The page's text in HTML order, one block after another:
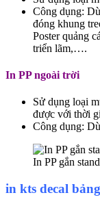
Công dụng:
đóng khung
Poster quảng
triển lãm,….
In PP ngoài trời
Sử dụng loại
được với thời
Công dụng:
In PP gắn
in kts decal